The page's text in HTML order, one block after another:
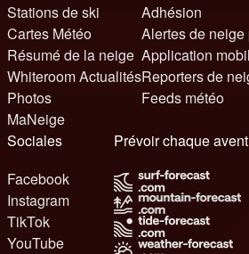
Stations de ski
Cartes Météo
Résumé de la neige
Whiteroom Actualités
Photos
MaNeige
Adhésion
Alertes de neige
Application
Reporters de
Feeds météo
Sociales
Facebook
Instagram
TikTok
YouTube
Prévoir chaque